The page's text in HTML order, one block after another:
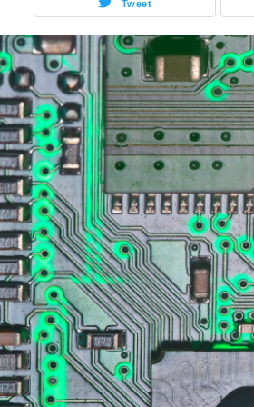
Tweet